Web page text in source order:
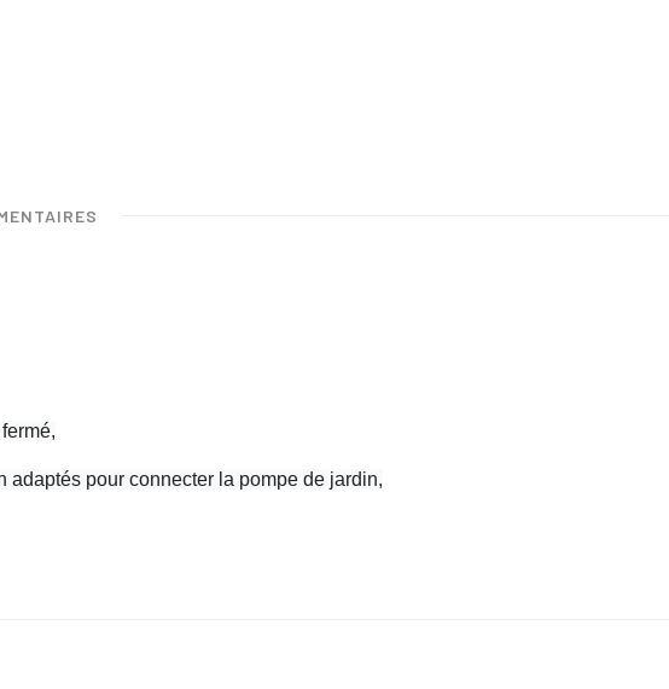
adaptés pour connecter la pompe de jardin,